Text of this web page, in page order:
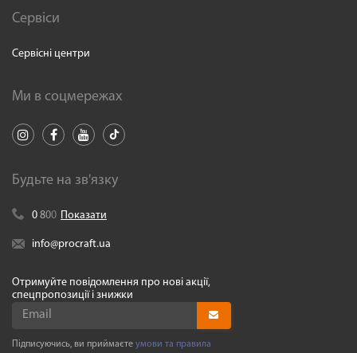
Сервіси
Сервісні центри
Ми в соцмережах
Будьте на зв'язку
0 800 Показати
info@procraft.ua
Отримуйте повідомлення про нові акції,
спецпропозиції і знижки
Підписуючись, ви приймаєте умови та правила